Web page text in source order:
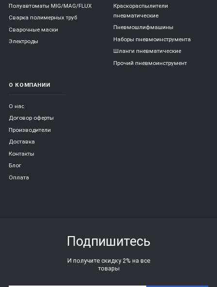
Полуавтоматы MIG/MAG/FLUX
Сварка полимерных труб
Сварочные маски
Электроды
Краскораспылители
пневматические
Пневмошлифмашины
Наборы пневмоинструмента
Шланги пневматические
Прочий пневмоинструмент
О КОМПАНИИ
О нас
Договор оферты
Производители
Доставка
Контакты
Блог
Оплата
Подпишитесь
И получите скидку 2% на все
товары